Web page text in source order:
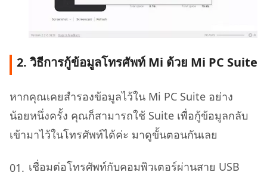
2. วิธีการกู้ข้อมูลโทรศัพท์ Mi ด้วย Mi PC Suite
หากคุณเคยสำรองข้อมูลไว้ใน Mi PC Suite อย่าง
น้อยหนึ่งครั้ง คุณก็สามารถใช้ Suite เพื่อกู้ข้อมูลกลับ
เข้ามาไว้ในโทรศัพท์ได้ค่ะ มาดูขั้นตอนกันเลย
เชื่อมต่อโทรศัพท์กับคอมพิวเตอร์ผ่านสาย USB